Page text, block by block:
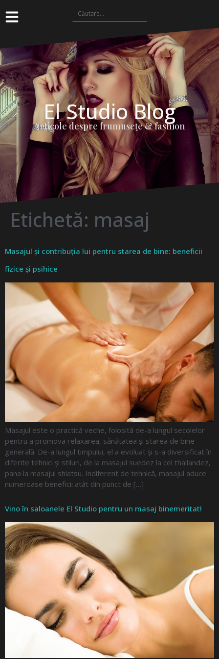
El Studio Blog
Articole despre frumuseţe & fashion
Etichetă: masaj
Masajul și contribuția lui pentru starea de bine: beneficii
fizice și psihice
Masajul este o practică veche, folosită de-a lungul secolelor
pentru a promova relaxarea, sănătatea și starea de bine
generală. De-a lungul timpului, el a evoluat și s-a diversificat în
diferite tehnici și stiluri, de la masajul suedez la cel thailandez,
pana la masajul shiatsu. Indiferent de tehnică, masajul aduce
numeroase beneficii atât din punct de […]
Vino în saloanele El Studio pentru un masaj binemeritat!